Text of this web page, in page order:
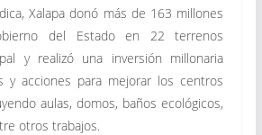
Xalapa donó más de 163 millones
del Estado en 22 terrenos
y realizó una inversión millonaria
y acciones para mejorar los centros
aulas, domos, baños ecológicos,
otros trabajos.